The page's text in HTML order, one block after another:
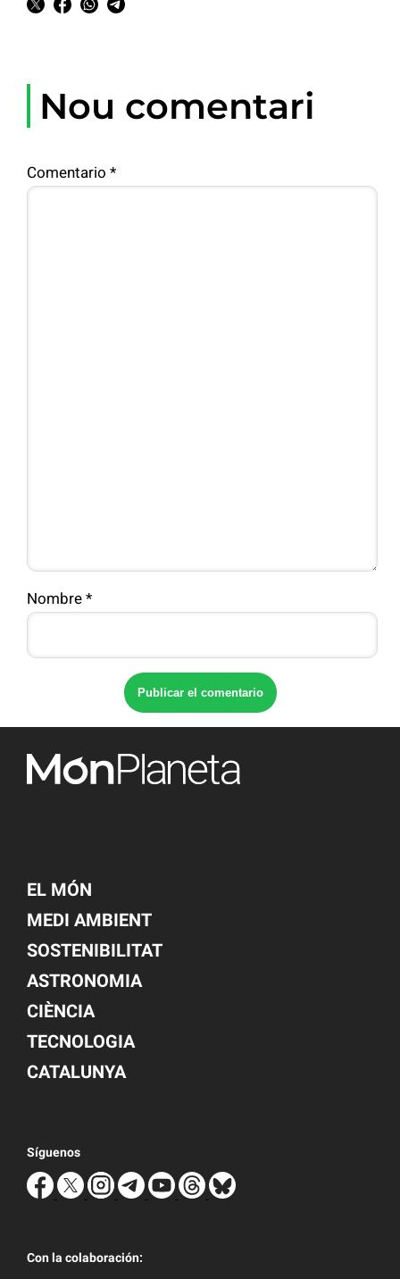
Nou comentari
Comentario *
Nombre *
EL MÓN
MEDI AMBIENT
SOSTENIBILITAT
ASTRONOMIA
CIÈNCIA
TECNOLOGIA
CATALUNYA
Síguenos
Con la colaboración: